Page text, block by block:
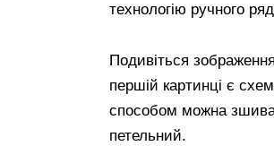
технологію ручного
Подивіться
першій картинці є
способом можна
петельний.